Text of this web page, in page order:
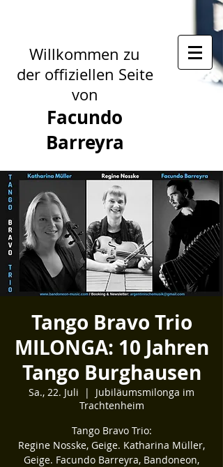
Willkommen zu
der offiziellen Seite
von
Facundo
Barreyra
Tango Bravo Trio
MILONGA: 10 Jahren
Tango Burghausen
Sa., 22. Juli
  |
Jubiläumsmilonga im
Trachtenheim
Tango Bravo Trio:
Regine Nosske, Geige. Katharina Müller,
Geige. Facundo Barreyra, Bandoneon,